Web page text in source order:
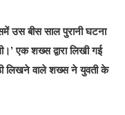
उस बीस साल पुरानी घटना
ए‍क शख्‍स द्वारा लिखी गई
लिखने वाले शख्‍स ने युवती के